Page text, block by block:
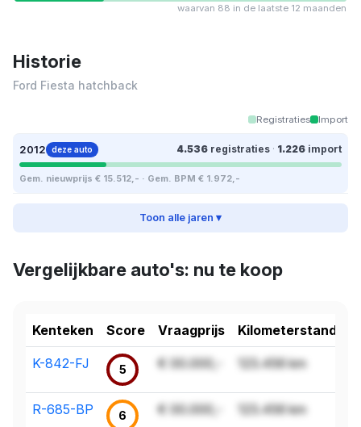
waarvan 88 in de laatste 12 maanden
Historie
Ford Fiesta hatchback
Registraties Import
2012 deze auto 4.536 registraties · 1.226 import
Gem. nieuwprijs € 15.512,- · Gem. BPM € 1.972,-
Toon alle jaren ▾
Vergelijkbare auto's: nu te koop
Kenteken Score Vraagprijs Kilometerstand
K-842-FJ 5 € 00.000,- 123.456 km
R-685-BP 6 € 00.000,- 123.456 km